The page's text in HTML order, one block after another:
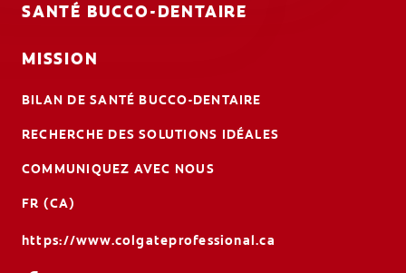
SANTÉ BUCCO-DENTAIRE
MISSION
BILAN DE SANTÉ BUCCO-DENTAIRE
RECHERCHE DES SOLUTIONS IDÉALES
COMMUNIQUEZ AVEC NOUS
FR (CA)
https://www.colgateprofessional.ca